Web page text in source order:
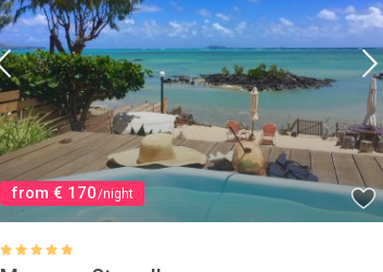
from € 170/night